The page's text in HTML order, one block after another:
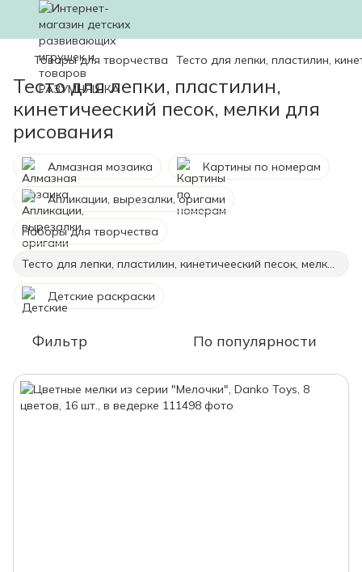
Товары для творчества Тесто для лепки, пластилин,
Тесто для лепки, пластилин,
кинетичееский песок, мелки для
рисования
Алмазная мозаика Картины по номерам
Апликации, вырезалки, оригами
Наборы для творчества
Тесто для лепки, пластилин, кинетичееский песок, мелки для рисования
Детские раскраски
Фильтр По популярности